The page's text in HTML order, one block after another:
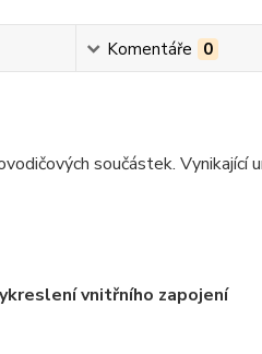
Komentáře 0
součástek. Vynikající
vnitřního zapojení